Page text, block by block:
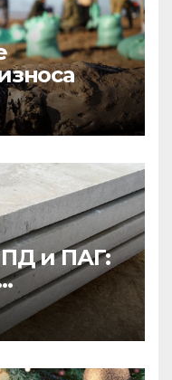
и ПАГ: